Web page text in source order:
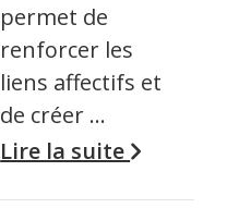
permet de
renforcer les
liens affectifs et
de créer …
Lire la suite